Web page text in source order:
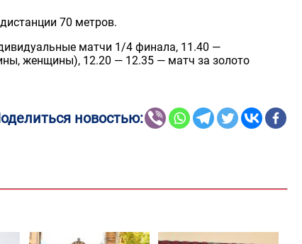
70 метров.
матчи 1/4 финала, 11.40 —
женщины), 12.20 — 12.35 — матч за золото
новостью: